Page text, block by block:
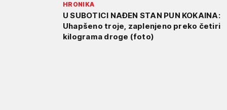
HRONIKA
U SUBOTICI NAĐEN STAN PUN KOKAINA:
Uhapšeno troje, zaplenjeno preko četiri
kilograma droge (foto)